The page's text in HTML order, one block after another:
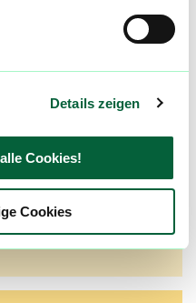
Details zeigen
Cookies!
Cookies
Kommentaren
noch besser zu
zu werden und